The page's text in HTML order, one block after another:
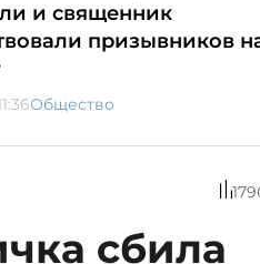
и священник
призывников
Общество
сбила